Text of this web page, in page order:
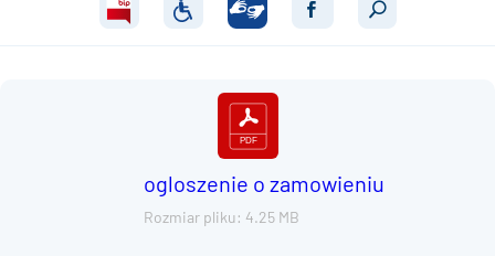
ogloszenie o zamowieniu
Rozmiar pliku: 4.25 MB